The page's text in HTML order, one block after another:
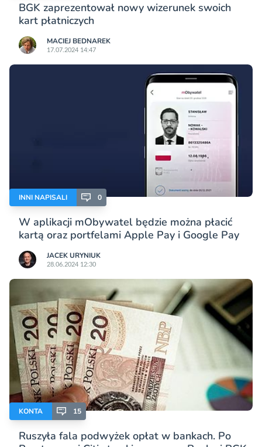
BGK zaprezentował nowy wizerunek swoich
kart płatniczych
MACIEJ BEDNAREK
17.07.2024 14:47
INNI NAPISALI 0
W aplikacji mObywatel będzie można płacić
kartą oraz portfelami Apple Pay i Google Pay
JACEK URYNIUK
28.06.2024 12:30
KONTA 15
Ruszyła fala podwyżek opłat w bankach. Po